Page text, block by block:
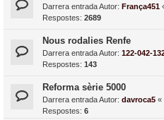
Darrera entrada Autor: França451
Respostes: 2689
Nous rodalies Renfe
Darrera entrada Autor: 122-042-
Respostes: 143
Reforma sèrie 5000
Darrera entrada Autor: davroca5 «
Respostes: 6